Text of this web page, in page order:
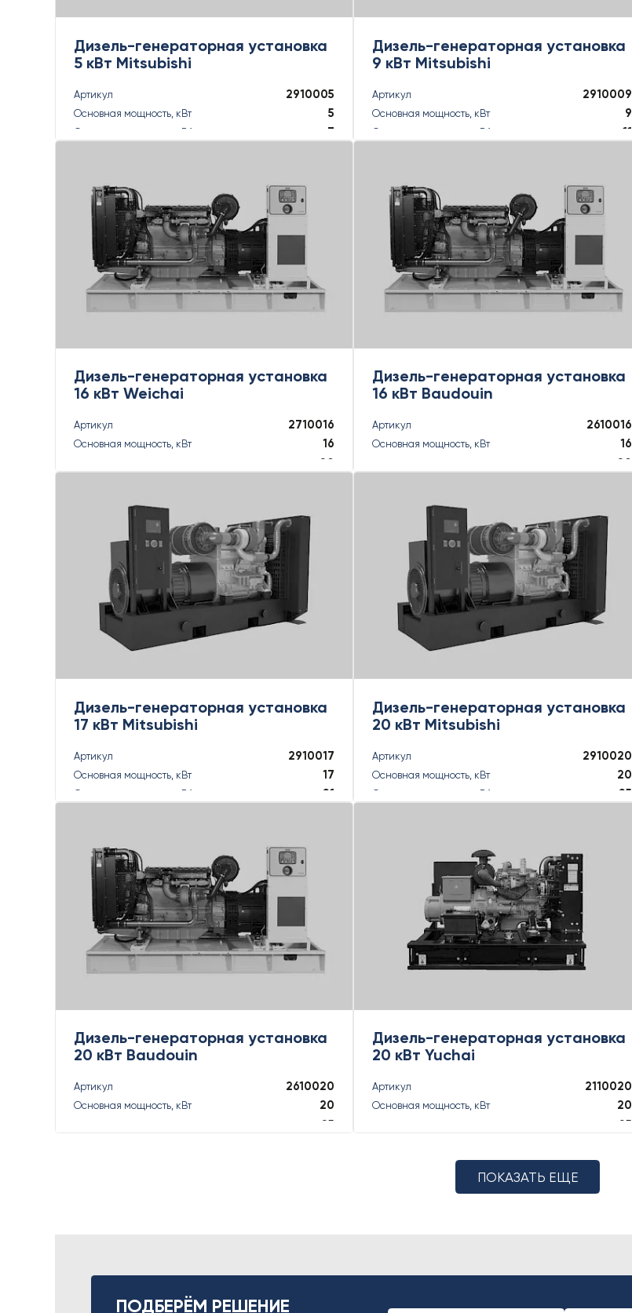
Дизель-генераторная установка
5 кВт Mitsubishi
Артикул 2910005
Основная мощность, кВт 5
Основная мощность, кВА 7
ПОДРОБНЕЕ
Дизель-генераторная установка
9 кВт Mitsubishi
Артикул 2910009
Основная мощность, кВт 9
Основная мощность, кВА 11
ПОДРОБНЕЕ
Дизель-генераторная установка
16 кВт Weichai
Артикул 2710016
Основная мощность, кВт 16
20
ПОДРОБНЕЕ
Дизель-генераторная установка
16 кВт Baudouin
Артикул 2610016
Основная мощность, кВт 16
20
ПОДРОБНЕЕ
Дизель-генераторная установка
17 кВт Mitsubishi
Артикул 2910017
Основная мощность, кВт 17
Основная мощность, кВА 21
ПОДРОБНЕЕ
Дизель-генераторная установка
20 кВт Mitsubishi
Артикул 2910020
Основная мощность, кВт 20
Основная мощность, кВА 25
ПОДРОБНЕЕ
Дизель-генераторная установка
20 кВт Baudouin
Артикул 2610020
Основная мощность, кВт 20
25
Дизель-генераторная установка
20 кВт Yuchai
Артикул 2110020
Основная мощность, кВт 20
25
Резервная мощность, кВА
ПОКАЗАТЬ ЕЩЕ
ПОДБЕРЁМ РЕШЕНИЕ